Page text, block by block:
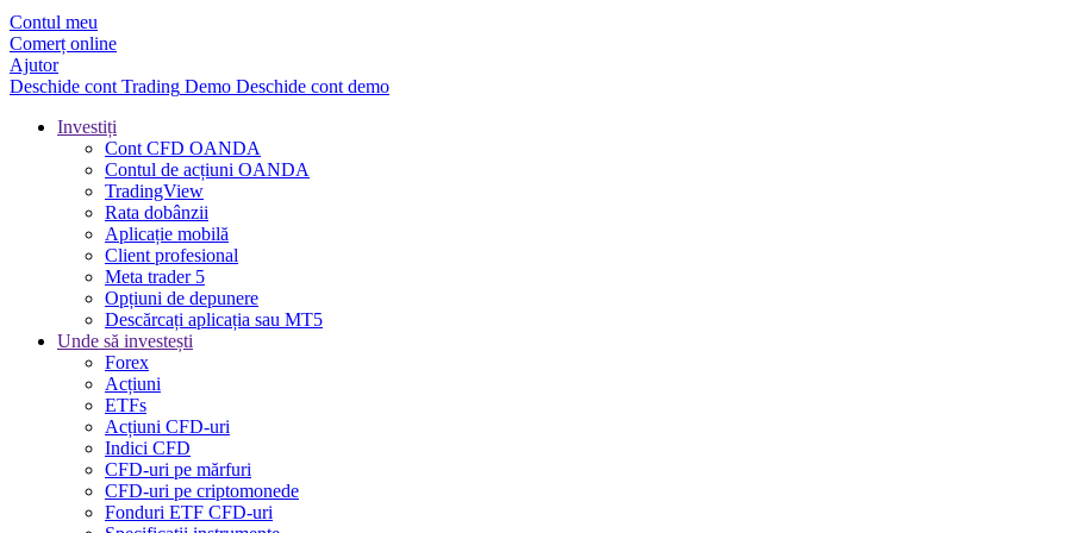
Contul meu
Comerț online
Ajutor
Deschide cont Trading Demo Deschide cont demo
Investiți
Cont CFD OANDA
Contul de acțiuni OANDA
TradingView
Rata dobânzii
Aplicație mobilă
Client profesional
Meta trader 5
Opțiuni de depunere
Descărcați aplicația sau MT5
Unde să investești
Forex
Acțiuni
ETFs
Acțiuni CFD-uri
Indici CFD
CFD-uri pe mărfuri
CFD-uri pe criptomonede
Fonduri ETF CFD-uri